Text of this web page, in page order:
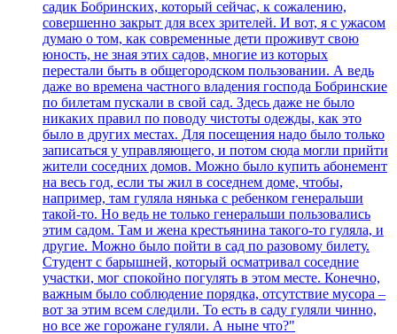
садик Бобринских, который сейчас, к сожалению,
совершенно закрыт для всех зрителей. И вот, я с ужасом
думаю о том, как современные дети проживут свою
юность, не зная этих садов, многие из которых
перестали быть в общегородском пользовании. А ведь
даже во времена частного владения господа Бобринские
по билетам пускали в свой сад. Здесь даже не было
никаких правил по поводу чистоты одежды, как это
было в других местах. Для посещения надо было только
записаться у управляющего, и потом сюда могли прийти
жители соседних домов. Можно было купить абонемент
на весь год, если ты жил в соседнем доме, чтобы,
например, там гуляла нянька с ребенком генеральши
такой-то. Но ведь не только генеральши пользовались
этим садом. Там и жена крестьянина такого-то гуляла, и
другие. Можно было пойти в сад по разовому билету.
Студент с барышней, который осматривал соседние
участки, мог спокойно погулять в этом месте. Конечно,
важным было соблюдение порядка, отсутствие мусора –
вот за этим всем следили. То есть в саду гуляли чинно,
но все же горожане гуляли. А ныне что?"